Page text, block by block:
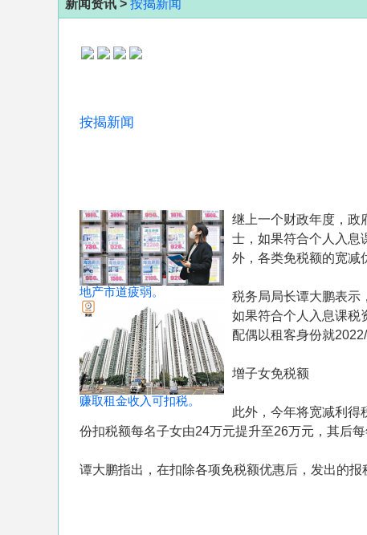
新闻资讯 > 按揭新闻
按揭新闻
地产市道疲弱。
赚取租金收入可扣税。
继上一个财政年度，政
士，如果符合个人入息
外，各类免税额的宽减
税务局局长谭大鹏表示
如果符合个人入息课税
配偶以租客身份就
增子女免税额
此外，今年将宽减利得
份扣税额每名子女由24万元提升至26万元，其后
谭大鹏指出，在扣除各项免税额优惠后，发出的